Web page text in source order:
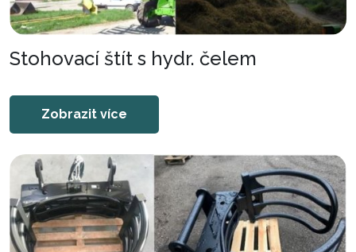
Stohovací štít s hydr. čelem
Zobrazit více